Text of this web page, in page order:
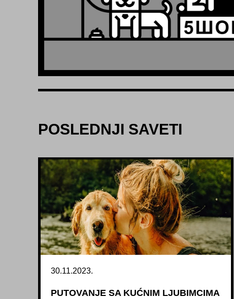
POSLEDNJI SAVETI
30.11.2023.
PUTOVANJE SA KUĆNIM LJUBIMCIMA